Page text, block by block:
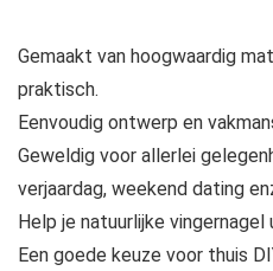
Gemaakt van hoogwaardig
praktisch.
Eenvoudig ontwerp en
Geweldig voor allerlei
verjaardag, weekend dating
Help je natuurlijke
Een goede keuze voor thuis